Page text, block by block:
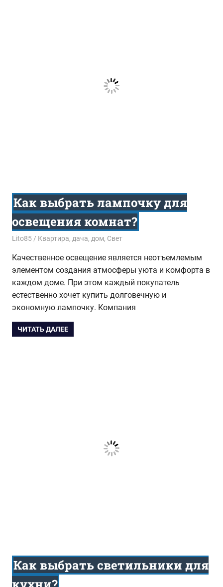
Как выбрать лампочку для
освещения комнат?
22.12.2016
Lito85 Квартира, дача, дом, Свет
Качественное освещение является неотъемлемым
элементом создания атмосферы уюта и комфорта в
каждом доме. При этом каждый покупатель
естественно хочет купить долговечную и
экономную лампочку. Компания
ЧИТАТЬ ДАЛЕЕ
Как выбрать светильники для